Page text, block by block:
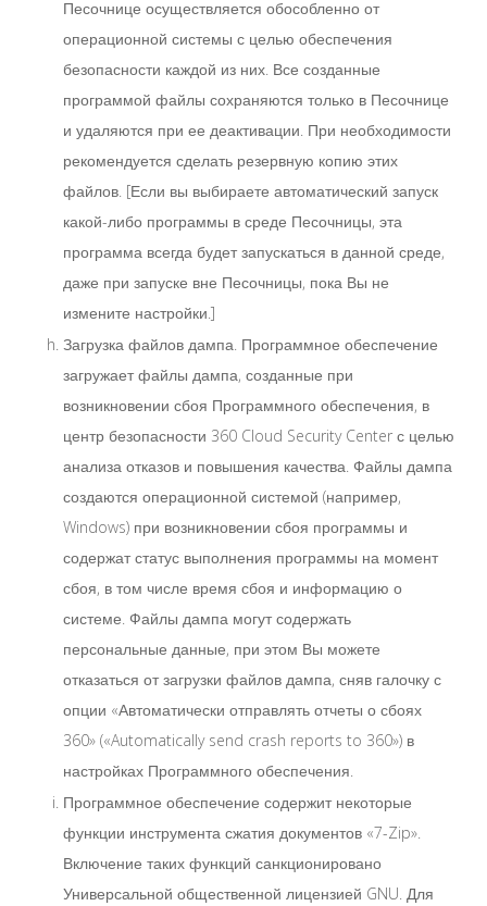
Песочнице осуществляется обособленно от
операционной системы с целью обеспечения
безопасности каждой из них. Все созданные
программой файлы сохраняются только в Песочнице
и удаляются при ее деактивации. При необходимости
рекомендуется сделать резервную копию этих
файлов. [Если вы выбираете автоматический запуск
какой-либо программы в среде Песочницы, эта
программа всегда будет запускаться в данной среде,
даже при запуске вне Песочницы, пока Вы не
измените настройки.]
Загрузка файлов дампа. Программное обеспечение
загружает файлы дампа, созданные при
возникновении сбоя Программного обеспечения, в
центр безопасности 360 Cloud Security Center с целью
анализа отказов и повышения качества. Файлы дампа
создаются операционной системой (например,
Windows) при возникновении сбоя программы и
содержат статус выполнения программы на момент
сбоя, в том числе время сбоя и информацию о
системе. Файлы дампа могут содержать
персональные данные, при этом Вы можете
отказаться от загрузки файлов дампа, сняв галочку с
опции «Автоматически отправлять отчеты о сбоях
360» («Automatically send crash reports to 360») в
настройках Программного обеспечения.
Программное обеспечение содержит некоторые
функции инструмента сжатия документов «7-Zip».
Включение таких функций санкционировано
Универсальной общественной лицензией GNU. Для